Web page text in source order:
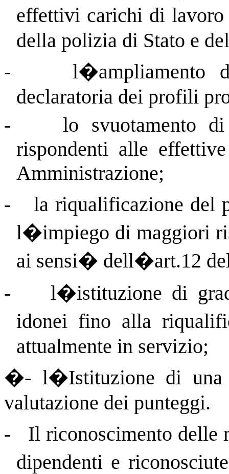
effettivi carichi di
della polizia di Stato e
-
l�ampliamento
declaratoria dei profili
-
lo svuotamento
rispondenti alle
Amministrazione;
-
la riqualificazione del
l�impiego di maggiori
ai sensi� dell�art.12
-
l�istituzione di
idonei fino alla
attualmente in servizio;
�- l�Istituzione di una
valutazione dei punteggi.
-
Il riconoscimento delle
dipendenti e